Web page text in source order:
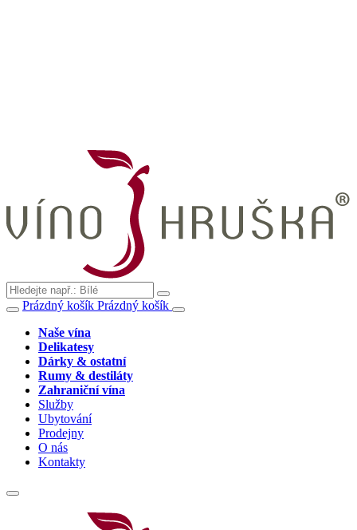
Prázdný košík Prázdný košík
Naše vína
Delikatesy
Dárky & ostatní
Rumy & destiláty
Zahraniční vína
Služby
Ubytování
Prodejny
O nás
Kontakty